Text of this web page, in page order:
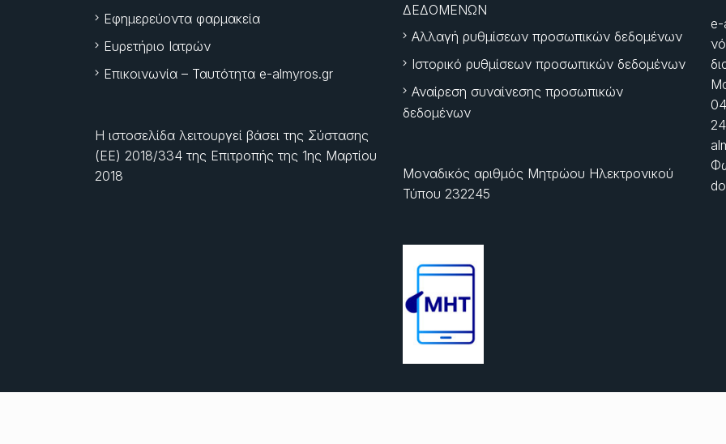
Εφημερεύοντα φαρμακεία
Ευρετήριο Ιατρών
Επικοινωνία – Ταυτότητα e-almyros.gr
Η ιστοσελίδα λειτουργεί βάσει της Σύστασης
(ΕΕ) 2018/334 της Επιτροπής της 1ης Μαρτίου
2018
ΔΕΔΟΜΕΝΩΝ
Αλλαγή ρυθμίσεων προσωπικών δεδομένων
Ιστορικό ρυθμίσεων προσωπικών δεδομένων
Αναίρεση συναίνεσης προσωπικών
δεδομένων
Μοναδικός αριθμός Μητρώου Ηλεκτρονικού
Τύπου 232245
e-